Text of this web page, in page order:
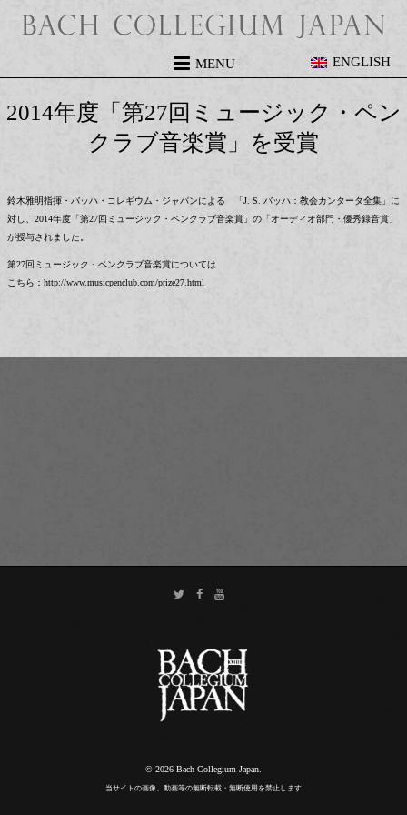
MENU ENGLISH
2014年度「第27回ミュージック・ペン
クラブ音楽賞」を受賞
鈴木雅明指揮・バッハ・コレギウム・ジャパンによる 「J. S. バッハ：教会カンタータ全集」に
対し、2014年度「第27回ミュージック・ペンクラブ音楽賞」の「オーディオ部門・優秀録音賞」
が授与されました。
第27回ミュージック・ペンクラブ音楽賞については
こちら： http://www.musicpenclub.com/prize27.html
© 2026 Bach Collegium Japan.
当サイトの画像、動画等の無断転載・無断使用を禁止します